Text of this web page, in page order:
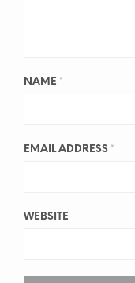
NAME *
EMAIL ADDRESS *
WEBSITE